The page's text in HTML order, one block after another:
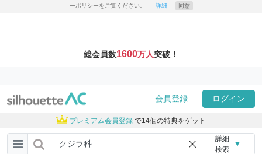
ーポリシーをご覧ください。 詳細 同意
総会員数1600万人突破！
会員登録 ログイン
プレミアム会員登録 で14個の特典をゲット
詳細
検索
▼